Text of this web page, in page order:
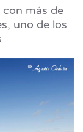
con más de
uno de los